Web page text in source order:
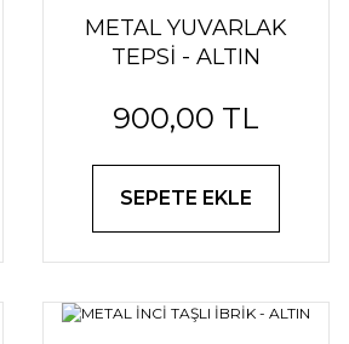
METAL YUVARLAK
TEPSİ - ALTIN
900,00 TL
SEPETE EKLE